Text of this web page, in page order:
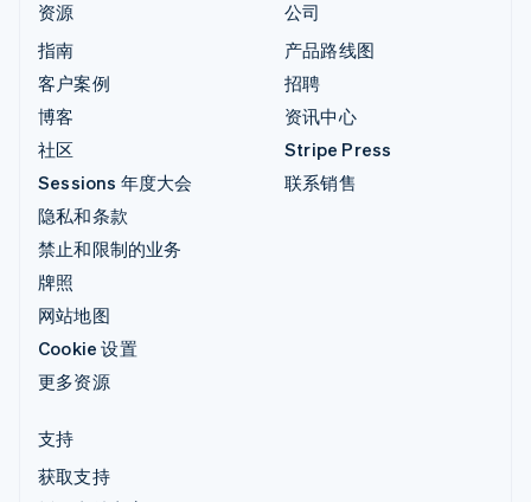
资源
指南
客户案例
博客
社区
Sessions 年度大会
隐私和条款
禁止和限制的业务
牌照
网站地图
Cookie 设置
更多资源
公司
产品路线图
招聘
资讯中心
Stripe Press
联系销售
支持
获取支持